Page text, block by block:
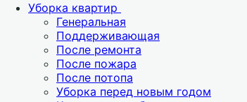
Уборка квартир
Генеральная
Поддерживающая
После ремонта
После пожара
После потопа
Уборка перед новым годом